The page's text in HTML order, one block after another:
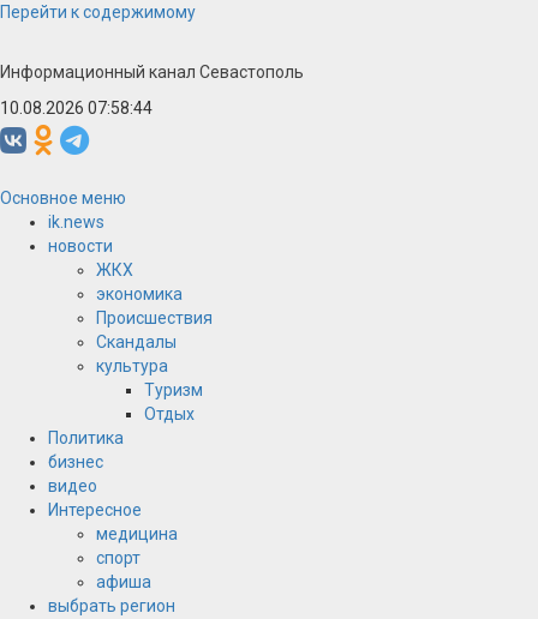
Перейти к содержимому
Информационный канал Севастополь
10.08.2026 07:58:44
Основное меню
ik.news
новости
ЖКХ
экономика
Происшествия
Скандалы
культура
Туризм
Отдых
Политика
бизнес
видео
Интересное
медицина
спорт
афиша
выбрать регион